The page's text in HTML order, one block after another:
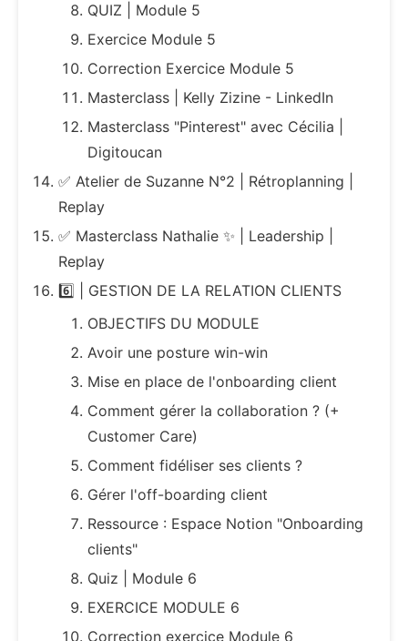
QUIZ | Module 5
Exercice Module 5
Correction Exercice Module 5
Masterclass | Kelly Zizine - LinkedIn
Masterclass "Pinterest" avec Cécilia |
Digitoucan
✅ Atelier de Suzanne N°2 | Rétroplanning |
Replay
✅ Masterclass Nathalie ✨ | Leadership |
Replay
6️⃣ | GESTION DE LA RELATION CLIENTS
OBJECTIFS DU MODULE
Avoir une posture win-win
Mise en place de l'onboarding client
Comment gérer la collaboration ? (+
Customer Care)
Comment fidéliser ses clients ?
Gérer l'off-boarding client
Ressource : Espace Notion "Onboarding
clients"
Quiz | Module 6
EXERCICE MODULE 6
Correction exercice Module 6